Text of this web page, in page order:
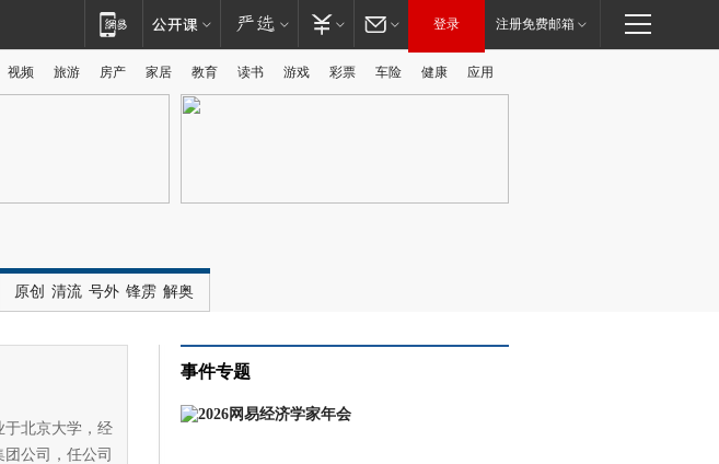
登录 注册免费邮箱
视频 旅游 房产 家居 教育 读书 游戏 彩票 车险 健康 应用
原创 清流 号外 锋雳 解奥
于北京大学，经
公司，任公司
事件专题